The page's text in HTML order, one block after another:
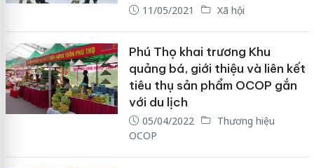
11/05/2021 Xã hội
Phú Thọ khai trương Khu
quảng bá, giới thiệu và liên kết
tiêu thụ sản phẩm OCOP gắn
với du lịch
05/04/2022
Thương hiệu
OCOP